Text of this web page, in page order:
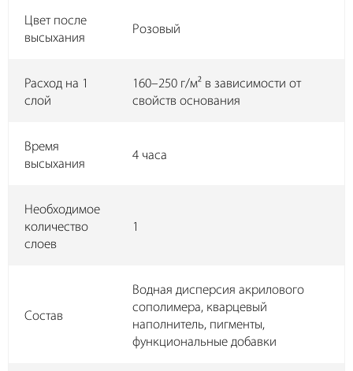
Цвет после
высыхания
Розовый
Расход на 1
слой
160–250 г/м² в зависимости от
свойств основания
Время
высыхания
4 часа
Необходимое
количество
слоев
1
Состав
Водная дисперсия акрилового
сополимера, кварцевый
наполнитель, пигменты,
функциональные добавки